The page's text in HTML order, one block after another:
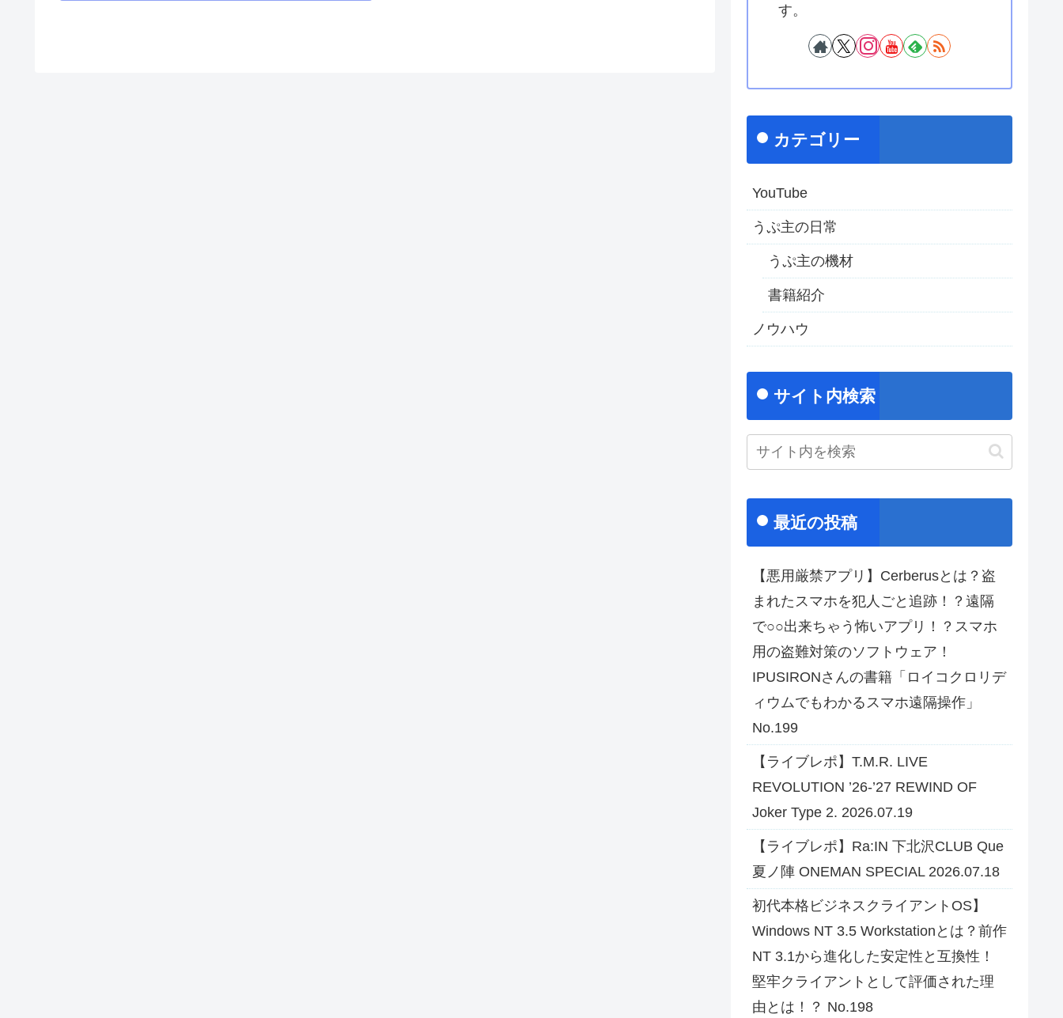
す。
カテゴリー
YouTube
うぷ主の日常
うぷ主の機材
書籍紹介
ノウハウ
サイト内検索
最近の投稿
【悪用厳禁アプリ】Cerberusとは？盗
まれたスマホを犯人ごと追跡！？遠隔
で○○出来ちゃう怖いアプリ！？スマホ
用の盗難対策のソフトウェア！
IPUSIRONさんの書籍「ロイコクロリデ
ィウムでもわかるスマホ遠隔操作」
No.199
【ライブレポ】T.M.R. LIVE
REVOLUTION ’26-’27 REWIND OF
Joker Type 2. 2026.07.19
【ライブレポ】Ra:IN 下北沢CLUB Que
夏ノ陣 ONEMAN SPECIAL 2026.07.18
初代本格ビジネスクライアントOS】
Windows NT 3.5 Workstationとは？前作
NT 3.1から進化した安定性と互換性！
堅牢クライアントとして評価された理
由とは！？ No.198